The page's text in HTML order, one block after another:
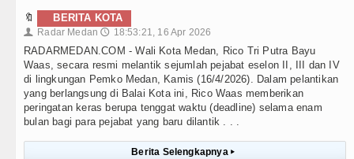
🔖 BERITA KOTA
👤 Radar Medan 🕔 18:53:21, 16 Apr 2026
RADARMEDAN.COM - Wali Kota Medan, Rico Tri Putra Bayu
Waas, secara resmi melantik sejumlah pejabat eselon II, III dan IV
di lingkungan Pemko Medan, Kamis (16/4/2026). Dalam pelantikan
yang berlangsung di Balai Kota ini, Rico Waas memberikan
peringatan keras berupa tenggat waktu (deadline) selama enam
bulan bagi para pejabat yang baru dilantik . . .
Berita Selengkapnya ▸